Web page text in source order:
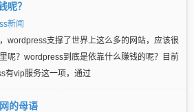
呢？
新闻
wordpress支撑了世界上这么多的网站，应该很
呢？wordpress到底是依靠什么赚钱的呢？目前
有vip服务这一项，通过
的母语